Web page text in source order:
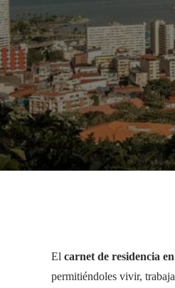
El carnet de residencia
permitiéndoles vivir,